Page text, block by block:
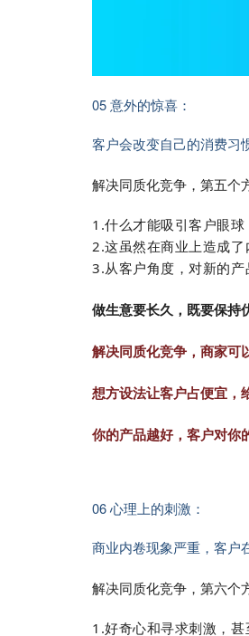
05 意外的惊喜：
客户会改变自己的消费习
解决同质化竞争，第五个
1.什么才能吸引客户眼
2.这虽然在商业上造成
3.从客户角度，对新的
做生意要长久，既要保持
解决同质化竞争，商家可
想方设法让客户占便宜，
你的产品越好，客户对你
06 心理上的刺激：
商业内卷现象严重，客户
解决同质化竞争，第六个
1.好奇心和寻求刺激，